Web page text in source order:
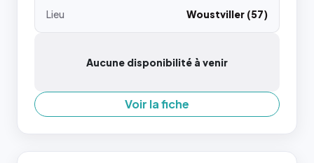
Lieu
Woustviller (57)
Aucune disponibilité à venir
Voir la fiche